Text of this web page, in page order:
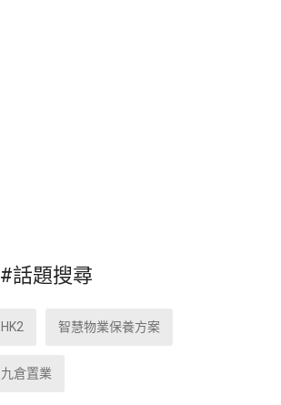
#話題搜尋
HK2 智慧物業保養方案
九倉置業